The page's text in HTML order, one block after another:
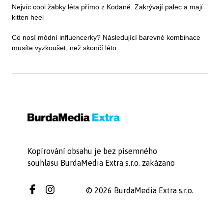
Nejvíc cool žabky léta přímo z Kodaně. Zakrývají palec a mají
kitten heel
Co nosí módní influencerky? Následující barevné kombinace
musíte vyzkoušet, než skončí léto
Kopírování obsahu je bez písemného
souhlasu BurdaMedia Extra s.r.o. zakázano
© 2026 BurdaMedia Extra s.r.o.